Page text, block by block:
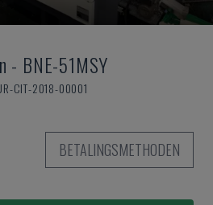
- BNE-51MSY
CIT-2018-00001
BETALINGSMETHODEN